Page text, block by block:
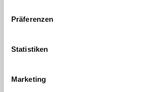
Präferenzen
Statistiken
Marketing
Kölner Dom
Der Weihnachtsmarkt am Kölner